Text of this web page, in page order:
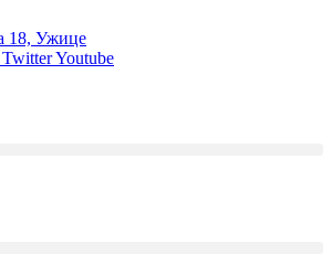
18, Ужице
TwitterYoutube